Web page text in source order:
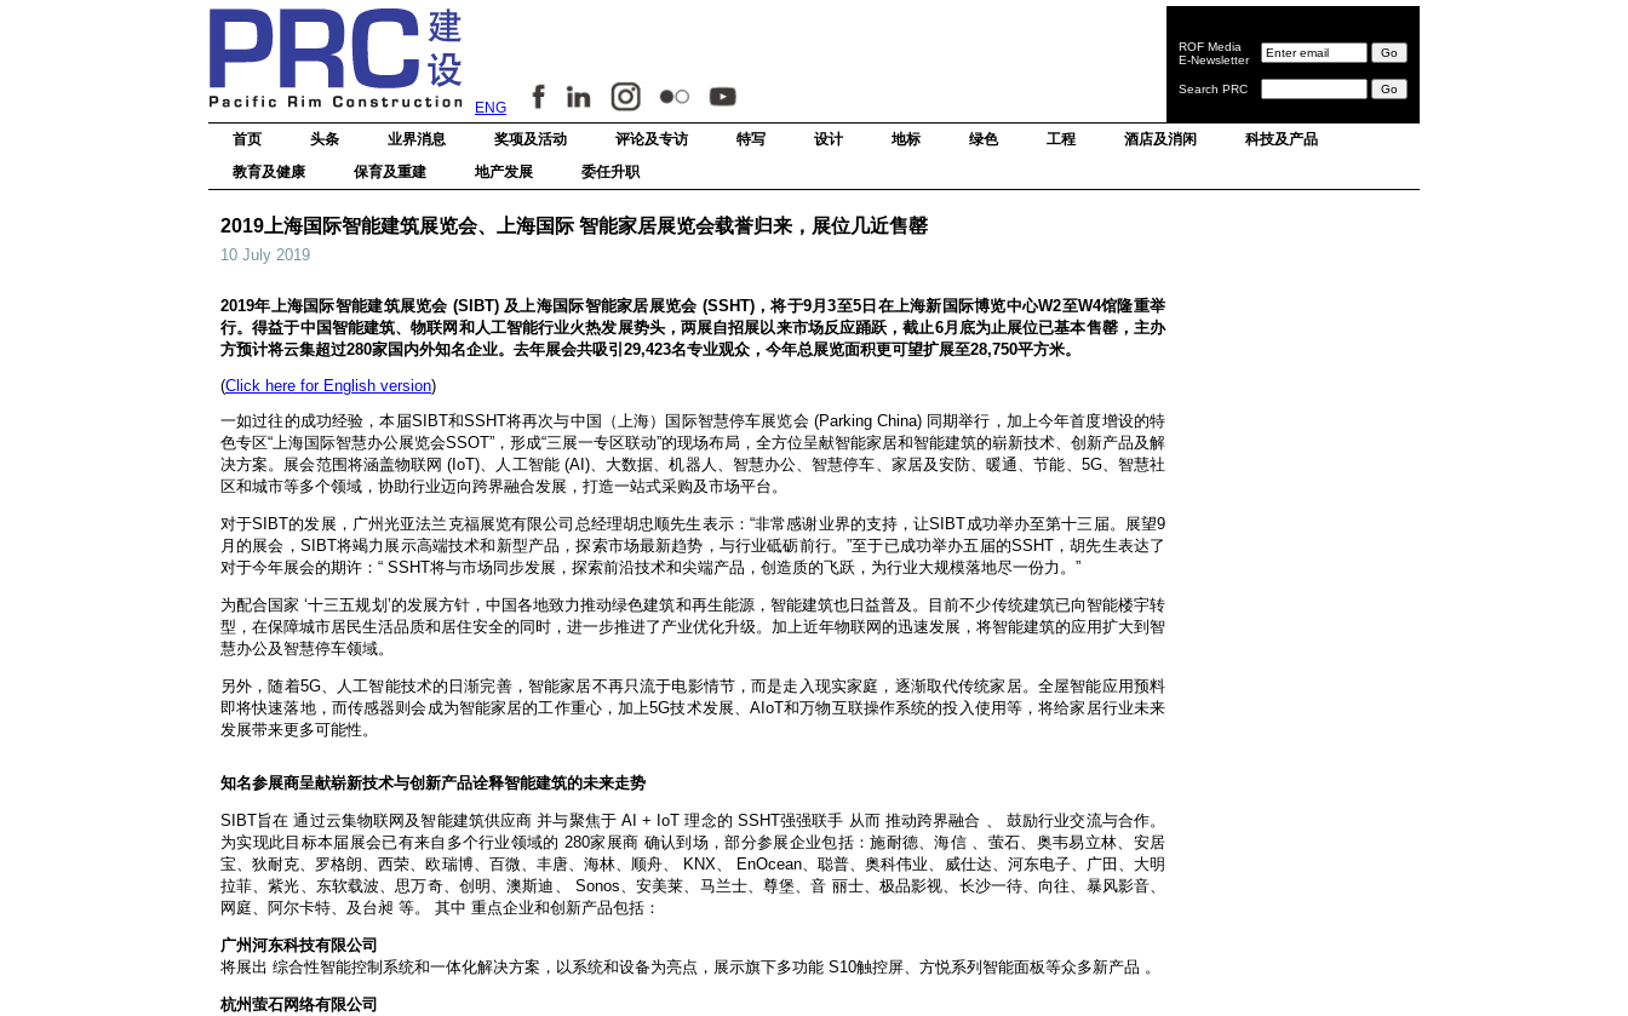
ENG
ROF Media
E-Newsletter
Search PRC
首页 头条 业界消息 奖项及活动 评论及专访 特写 设计 地标 绿色 工程 酒店及消闲
科技及产品
教育及健康
保育及重建 地产发展 委任升职
2019上海国际智能建筑展览会、上海国际 智能家居展览会载誉归来，展位几近售罄
10 July 2019
2019年上海国际智能建筑展览会 (SIBT) 及上海国际智能家居展览会 (SSHT)，将于9月3至5日在上海新国际博览中心W2至W4馆隆重举
行。得益于中国智能建筑、物联网和人工智能行业火热发展势头，两展自招展以来市场反应踊跃，截止6月底为止展位已基本售罄，主办
方预计将云集超过280家国内外知名企业。去年展会共吸引29,423名专业观众，今年总展览面积更可望扩展至28,750平方米。
(Click here for English version)
一如过往的成功经验，本届SIBT和SSHT将再次与中国（上海）国际智慧停车展览会 (Parking China) 同期举行，加上今年首度增设的特
色专区“上海国际智慧办公展览会SSOT”，形成“三展一专区联动”的现场布局，全方位呈献智能家居和智能建筑的崭新技术、创新产品及解
决方案。展会范围将涵盖物联网 (IoT)、人工智能 (AI)、大数据、机器人、智慧办公、智慧停车、家居及安防、暖通、节能、5G、智慧社
区和城市等多个领域，协助行业迈向跨界融合发展，打造一站式采购及市场平台。
对于SIBT的发展，广州光亚法兰克福展览有限公司总经理胡忠顺先生表示：“非常感谢业界的支持，让SIBT成功举办至第十三届。展望9
月的展会，SIBT将竭力展示高端技术和新型产品，探索市场最新趋势，与行业砥砺前行。”至于已成功举办五届的SSHT，胡先生表达了
对于今年展会的期许：“ SSHT将与市场同步发展，探索前沿技术和尖端产品，创造质的飞跃，为行业大规模落地尽一份力。”
为配合国家 ‘十三五规划’的发展方针，中国各地致力推动绿色建筑和再生能源，智能建筑也日益普及。目前不少传统建筑已向智能楼宇转
型，在保障城市居民生活品质和居住安全的同时，进一步推进了产业优化升级。加上近年物联网的迅速发展，将智能建筑的应用扩大到智
慧办公及智慧停车领域。
另外，随着5G、人工智能技术的日渐完善，智能家居不再只流于电影情节，而是走入现实家庭，逐渐取代传统家居。全屋智能应用预料
即将快速落地，而传感器则会成为智能家居的工作重心，加上5G技术发展、AIoT和万物互联操作系统的投入使用等，将给家居行业未来
发展带来更多可能性。
知名参展商呈献崭新技术与创新产品诠释智能建筑的未来走势
SIBT旨在 通过云集物联网及智能建筑供应商 并与聚焦于 AI + IoT 理念的 SSHT强强联手 从而 推动跨界融合 、 鼓励行业交流与合作。
为实现此目标本届展会已有来自多个行业领域的 280家展商 确认到场，部分参展企业包括：施耐德、海信 、萤石、奥韦易立林、安居
宝、狄耐克、罗格朗、西荣、欧瑞博、百微、丰唐、海林、顺舟、 KNX、 EnOcean、聪普、奥科伟业、威仕达、河东电子、广田、大明
拉菲、紫光、东软载波、思万奇、创明、澳斯迪、 Sonos、安美莱、马兰士、尊堡、音 丽士、极品影视、长沙一待、向往、暴风影音、
网庭、阿尔卡特、及台昶 等。 其中 重点企业和创新产品包括：
广州河东科技有限公司
将展出 综合性智能控制系统和一体化解决方案，以系统和设备为亮点，展示旗下多功能 S10触控屏、方悦系列智能面板等众多新产品 。
杭州萤石网络有限公司